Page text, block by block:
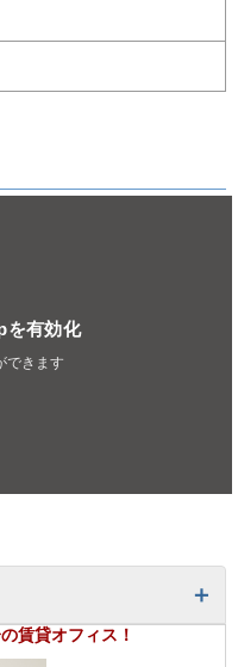
を有効化
できます
賃貸オフィス！